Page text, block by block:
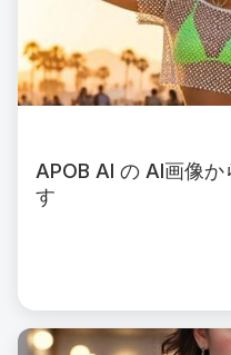
APOB AI の AI画像
す